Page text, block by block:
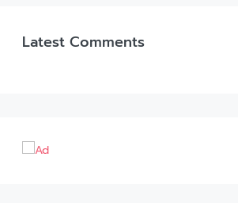
Latest Comments